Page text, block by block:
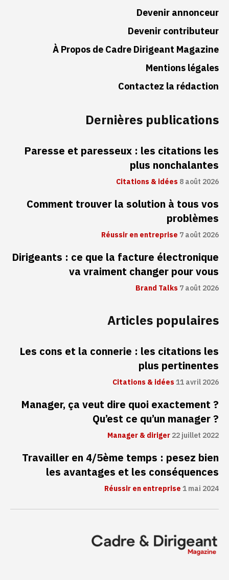
Devenir annonceur
Devenir contributeur
À Propos de Cadre Dirigeant Magazine
Mentions légales
Contactez la rédaction
Dernières publications
Paresse et paresseux : les citations les
plus nonchalantes
Citations & idées8 août 2026
Comment trouver la solution à tous vos
problèmes
Réussir en entreprise 7 août 2026
Dirigeants : ce que la facture électronique
va vraiment changer pour vous
Brand Talks7 août 2026
Articles populaires
Les cons et la connerie : les citations les
plus pertinentes
Citations & idées11 avril 2026
Manager, ça veut dire quoi exactement ?
Qu’est ce qu’un manager ?
Manager & diriger22 juillet 2022
Travailler en 4/5ème temps : pesez bien
les avantages et les conséquences
Réussir en entreprise1 mai 2024